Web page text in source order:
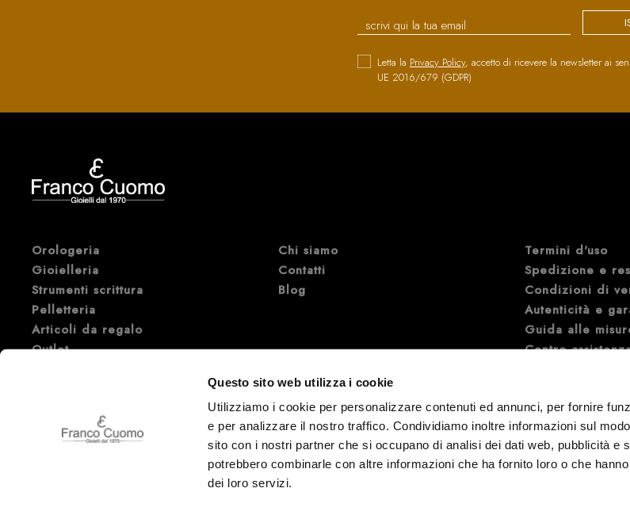
Questo sito web utilizza i cookie
Utilizziamo i cookie per personalizzare contenuti ed annunci, per fornire
e per analizzare il nostro traffico. Condividiamo inoltre informazioni sul
sito con i nostri partner che si occupano di analisi dei dati web, pubblicità e
potrebbero combinarle con altre informazioni che ha fornito loro o che
dei loro servizi.
Letta la Privacy Policy, accetto di ricevere la newsletter ai
UE 2016/679 (GDPR)
Orologeria
Gioielleria
Strumenti scrittura
Pelletteria
Articoli da regalo
Outlet
Chi siamo
Contatti
Blog
Termini d'uso
Spedizione e
Condizioni di
Autenticità e
Guida alle
Centro